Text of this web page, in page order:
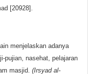
[20928].
menjelaskan adanya
pujian, nasehat, pelajaran
masjid. (Irsyad al-